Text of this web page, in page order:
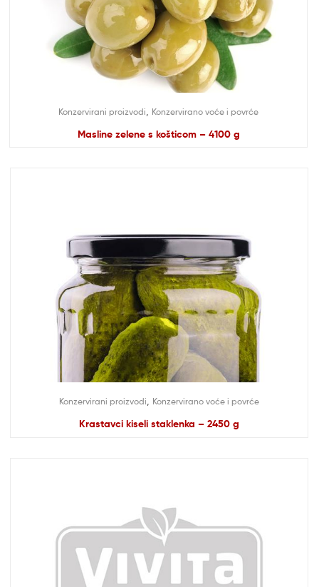
Konzervirani proizvodi Konzervirano voće i povrće
Masline zelene s košticom – 4100 g
Konzervirani proizvodi Konzervirano voće i povrće
Krastavci kiseli staklenka – 2450 g